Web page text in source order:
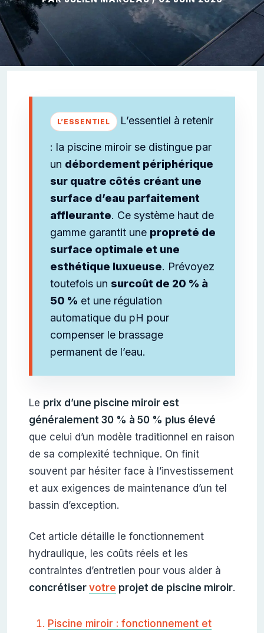
L’essentiel à retenir
: la piscine miroir se distingue par
un débordement périphérique
sur quatre côtés créant une
surface d’eau parfaitement
affleurante. Ce système haut de
gamme garantit une propreté de
surface optimale et une
esthétique luxueuse. Prévoyez
toutefois un surcoût de 20 % à
50 % et une régulation
automatique du pH pour
compenser le brassage
permanent de l’eau.
Le prix d’une piscine miroir est
généralement 30 % à 50 % plus élevé
que celui d’un modèle traditionnel en raison
de sa complexité technique. On finit
souvent par hésiter face à l’investissement
et aux exigences de maintenance d’un tel
bassin d’exception.
Cet article détaille le fonctionnement
hydraulique, les coûts réels et les
contraintes d’entretien pour vous aider à
concrétiser votre projet de piscine miroir.
Piscine miroir : fonctionnement et